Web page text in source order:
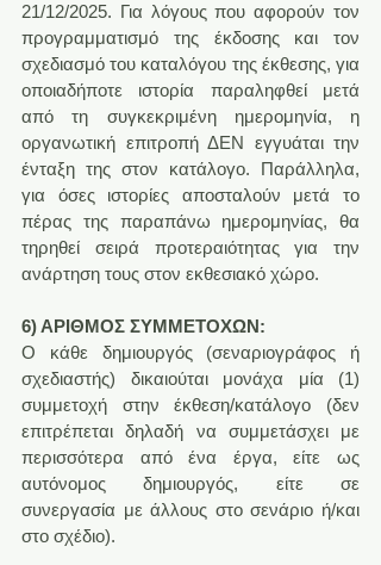
21/12/2025. Για λόγους που αφορούν τον
προγραμματισμό της έκδοσης και τον
σχεδιασμό του καταλόγου της έκθεσης, για
οποιαδήποτε ιστορία παραληφθεί μετά
από τη συγκεκριμένη ημερομηνία, η
οργανωτική επιτροπή ΔΕΝ εγγυάται την
ένταξη της στον κατάλογο. Παράλληλα,
για όσες ιστορίες αποσταλούν μετά το
πέρας της παραπάνω ημερομηνίας, θα
τηρηθεί σειρά προτεραιότητας για την
ανάρτηση τους στον εκθεσιακό χώρο.
6) ΑΡΙΘΜΟΣ ΣΥΜΜΕΤΟΧΩΝ:
O κάθε δημιουργός (σεναριογράφος ή
σχεδιαστής) δικαιούται μονάχα μία (1)
συμμετοχή στην έκθεση/κατάλογο (δεν
επιτρέπεται δηλαδή να συμμετάσχει με
περισσότερα από ένα έργα, είτε ως
αυτόνομος δημιουργός, είτε σε
συνεργασία με άλλους στο σενάριο ή/και
στο σχέδιο).